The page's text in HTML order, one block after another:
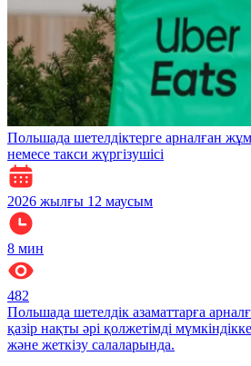
Польшада шетелдіктерге арналған
немесе такси жүргізушісі
2026 жылғы 12 маусым
8 мин
482
Польшада шетелдік азаматтарға
қазір нақты әрі қолжетімді
және жеткізу салаларында.